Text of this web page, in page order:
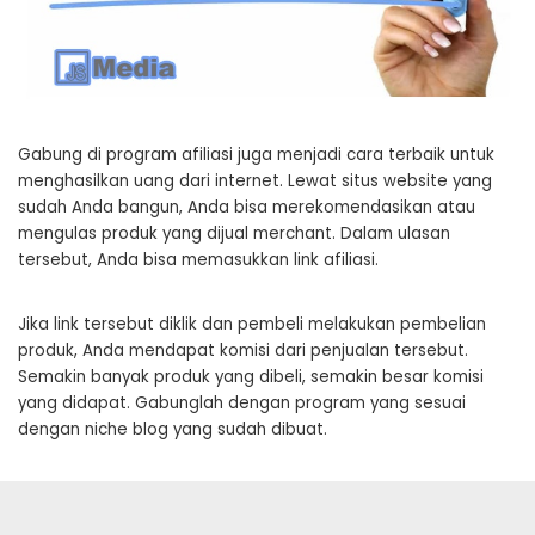
Gabung di program afiliasi juga menjadi cara terbaik untuk
menghasilkan uang dari internet. Lewat situs website yang
sudah Anda bangun, Anda bisa merekomendasikan atau
mengulas produk yang dijual merchant. Dalam ulasan
tersebut, Anda bisa memasukkan link afiliasi.
Jika link tersebut diklik dan pembeli melakukan pembelian
produk, Anda mendapat komisi dari penjualan tersebut.
Semakin banyak produk yang dibeli, semakin besar komisi
yang didapat. Gabunglah dengan program yang sesuai
dengan niche blog yang sudah dibuat.